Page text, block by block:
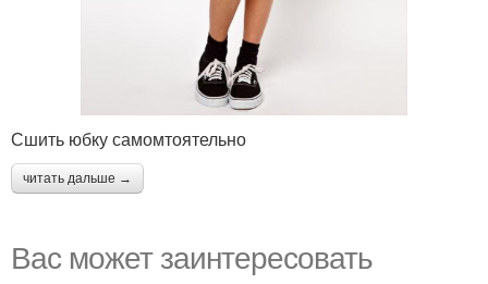
Сшить юбку самомтоятельно
читать дальше →
Вас может заинтересовать